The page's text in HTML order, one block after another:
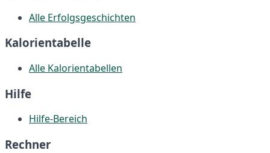
Alle Erfolgsgeschichten
Kalorientabelle
Alle Kalorientabellen
Hilfe
Hilfe-Bereich
Rechner